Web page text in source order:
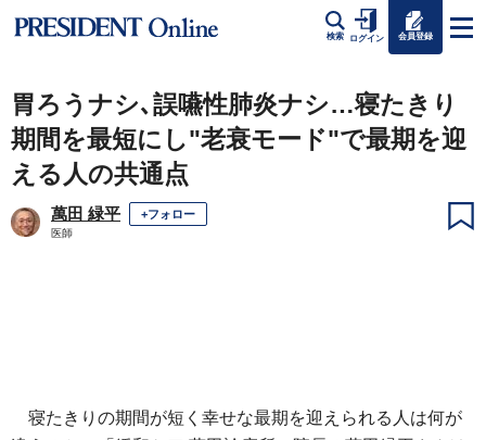
検索 ログイン 会員登録
胃ろうナシ､誤嚥性肺炎ナシ…寝たきり
期間を最短にし"老衰モード"で最期を迎
える人の共通点
萬田 緑平 +フォロー
医師
寝たきりの期間が短く幸せな最期を迎えられる人は何が